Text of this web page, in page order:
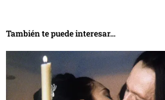
También te puede interesar...